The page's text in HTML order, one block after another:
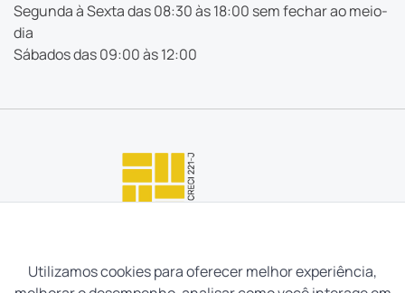
Segunda à Sexta das 08:30 às 18:00 sem fechar ao meio-
dia
Sábados das 09:00 às 12:00
Utilizamos cookies para oferecer melhor experiência,